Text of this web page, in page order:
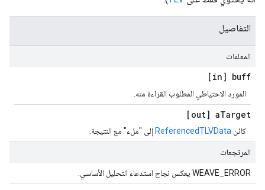
التفاصيل
المعلمات
[in] buff
المورد الاحتياطي المطلوب القراءة منه.
[out] aTarget
كائن ReferencedTLVData إلى "ملء" مع النتيجة.
المرتجعات
WEAVE_ERROR يعكس نجاح استدعاء التحليل الأساسي.